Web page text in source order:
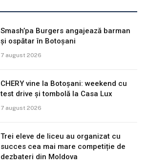
Smash’pa Burgers angajează barman
și ospătar în Botoșani
7 august 2026
CHERY vine la Botoșani: weekend cu
test drive și tombolă la Casa Lux
7 august 2026
Trei eleve de liceu au organizat cu
succes cea mai mare competiție de
dezbateri din Moldova